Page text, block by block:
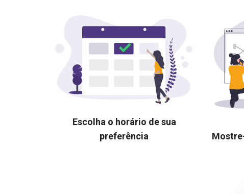
Escolha o horário de sua
preferência